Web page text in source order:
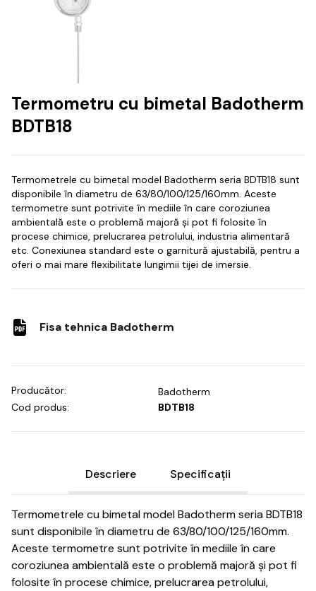
Termometru cu bimetal Badotherm
BDTB18
Termometrele cu bimetal model Badotherm seria BDTB18 sunt
disponibile în diametru de 63/80/100/125/160mm. Aceste
termometre sunt potrivite în mediile în care coroziunea
ambientală este o problemă majoră și pot fi folosite în
procese chimice, prelucrarea petrolului, industria alimentară
etc. Conexiunea standard este o garnitură ajustabilă, pentru a
oferi o mai mare flexibilitate lungimii tijei de imersie.
Fisa tehnica Badotherm
Producător:
Badotherm
Cod produs:
BDTB18
Descriere Specificații
Termometrele cu bimetal model Badotherm seria BDTB18
sunt disponibile în diametru de 63/80/100/125/160mm.
Aceste termometre sunt potrivite în mediile în care
coroziunea ambientală este o problemă majoră și pot fi
folosite în procese chimice, prelucrarea petrolului,